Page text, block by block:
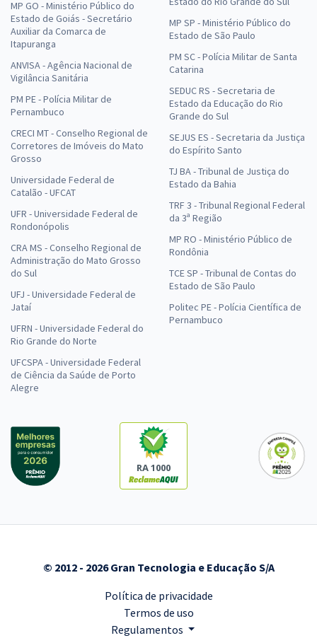
MP GO - Ministério Público do
Estado de Goiás - Secretário
Auxiliar da Comarca de
Itapuranga
ANVISA - Agência Nacional de
Vigilância Sanitária
PM PE - Polícia Militar de
Pernambuco
CRECI MT - Conselho Regional de
Corretores de Imóveis do Mato
Grosso
Universidade Federal de
Catalão - UFCAT
UFR - Universidade Federal de
Rondonópolis
CRA MS - Conselho Regional de
Administração do Mato Grosso
do Sul
UFJ - Universidade Federal de
Jataí
UFRN - Universidade Federal do
Rio Grande do Norte
UFCSPA - Universidade Federal
de Ciência da Saúde de Porto
Alegre
MP SP - Ministério Público do
Estado de São Paulo
PM SC - Polícia Militar de Santa
Catarina
SEDUC RS - Secretaria de
Estado da Educação do Rio
Grande do Sul
SEJUS ES - Secretaria da Justiça
do Espírito Santo
TJ BA - Tribunal de Justiça do
Estado da Bahia
TRF 3 - Tribunal Regional Federal
da 3ª Região
MP RO - Ministério Público de
Rondônia
TCE SP - Tribunal de Contas do
Estado de São Paulo
Politec PE - Polícia Científica de
Pernambuco
RA 1000
© 2012 - 2026 Gran Tecnologia e Educação S/A
Política de privacidade
Termos de uso
Regulamentos